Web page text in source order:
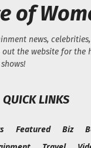
of
news,
out the website for the
QUICK LINKS
Featured Biz